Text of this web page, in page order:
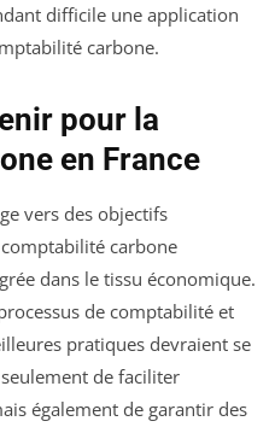
difficile une application
carbone.
pour la
en France
vers des objectifs
carbone
dans le tissu économique.
de comptabilité et
pratiques devraient se
de faciliter
également de garantir des